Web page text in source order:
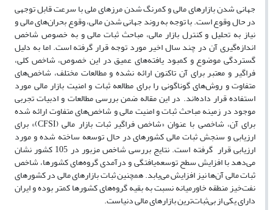
جهانی شدن بازارهای مالی و کمرنگ شدن مرزهای ملی با سرعت قابل توجهی
در حال وقوع است. با توجه به روند جهانی شدن مالی، وقوع بحران‌های مالی و
نیاز به تحلیل و کنترل بازار مالی، مباحث ثبات مالی و به خصوص شاخص
اندازه‌گیری آن در چند سال اخیر مورد توجه قرار گرفته است. اما به دلیل
گستردگی موضوع و کمبود یافته‌های عمیق در این خصوص، شاخص کلی،
فراگیر و معتبر برای آن تاکنون ارائه نشده و مطالعات مختلف، شاخص‌های
متفاوت و روش‌های گوناگونی را برای مطالعه ثبات و امنیت بازار مالی مورد
استفاده قرار داده‌اند. در این مقاله ضمن بررسی مطالعات و ادبیات تجربی
موجود در زمینه مباحث ثبات و امنیت مالی و شاخص‌های متفاوت ارائه شده
برای آن، شاخصی با عنوان «شاخص فراگیر ثبات بازار مالی (CFSI)» برای
ارزیابی و سنجش ثبات مالی کشورهای در حال توسعه ساخته شده و مورد
ارزیابی قرار گرفته است. نتایج بررسی شاخص مزبور در 105 کشور نشان
می‌دهد با افزایش سطح توسعه‌یافتگی و درآمدی گروه‌های کشورها، شاخص
ثبات مالی آن‌ها نیز افزایش می‌یابد. همچنین ثبات بازارهای مالی در کشورهای
نفت‌خیز منطقه خاورمیانه نسبت به بقیه گروه‌های کشورها کمتر بوده و ایران
دارای یکی از بی‌ثبات‌ترین بازارهای مالی دنیاست.